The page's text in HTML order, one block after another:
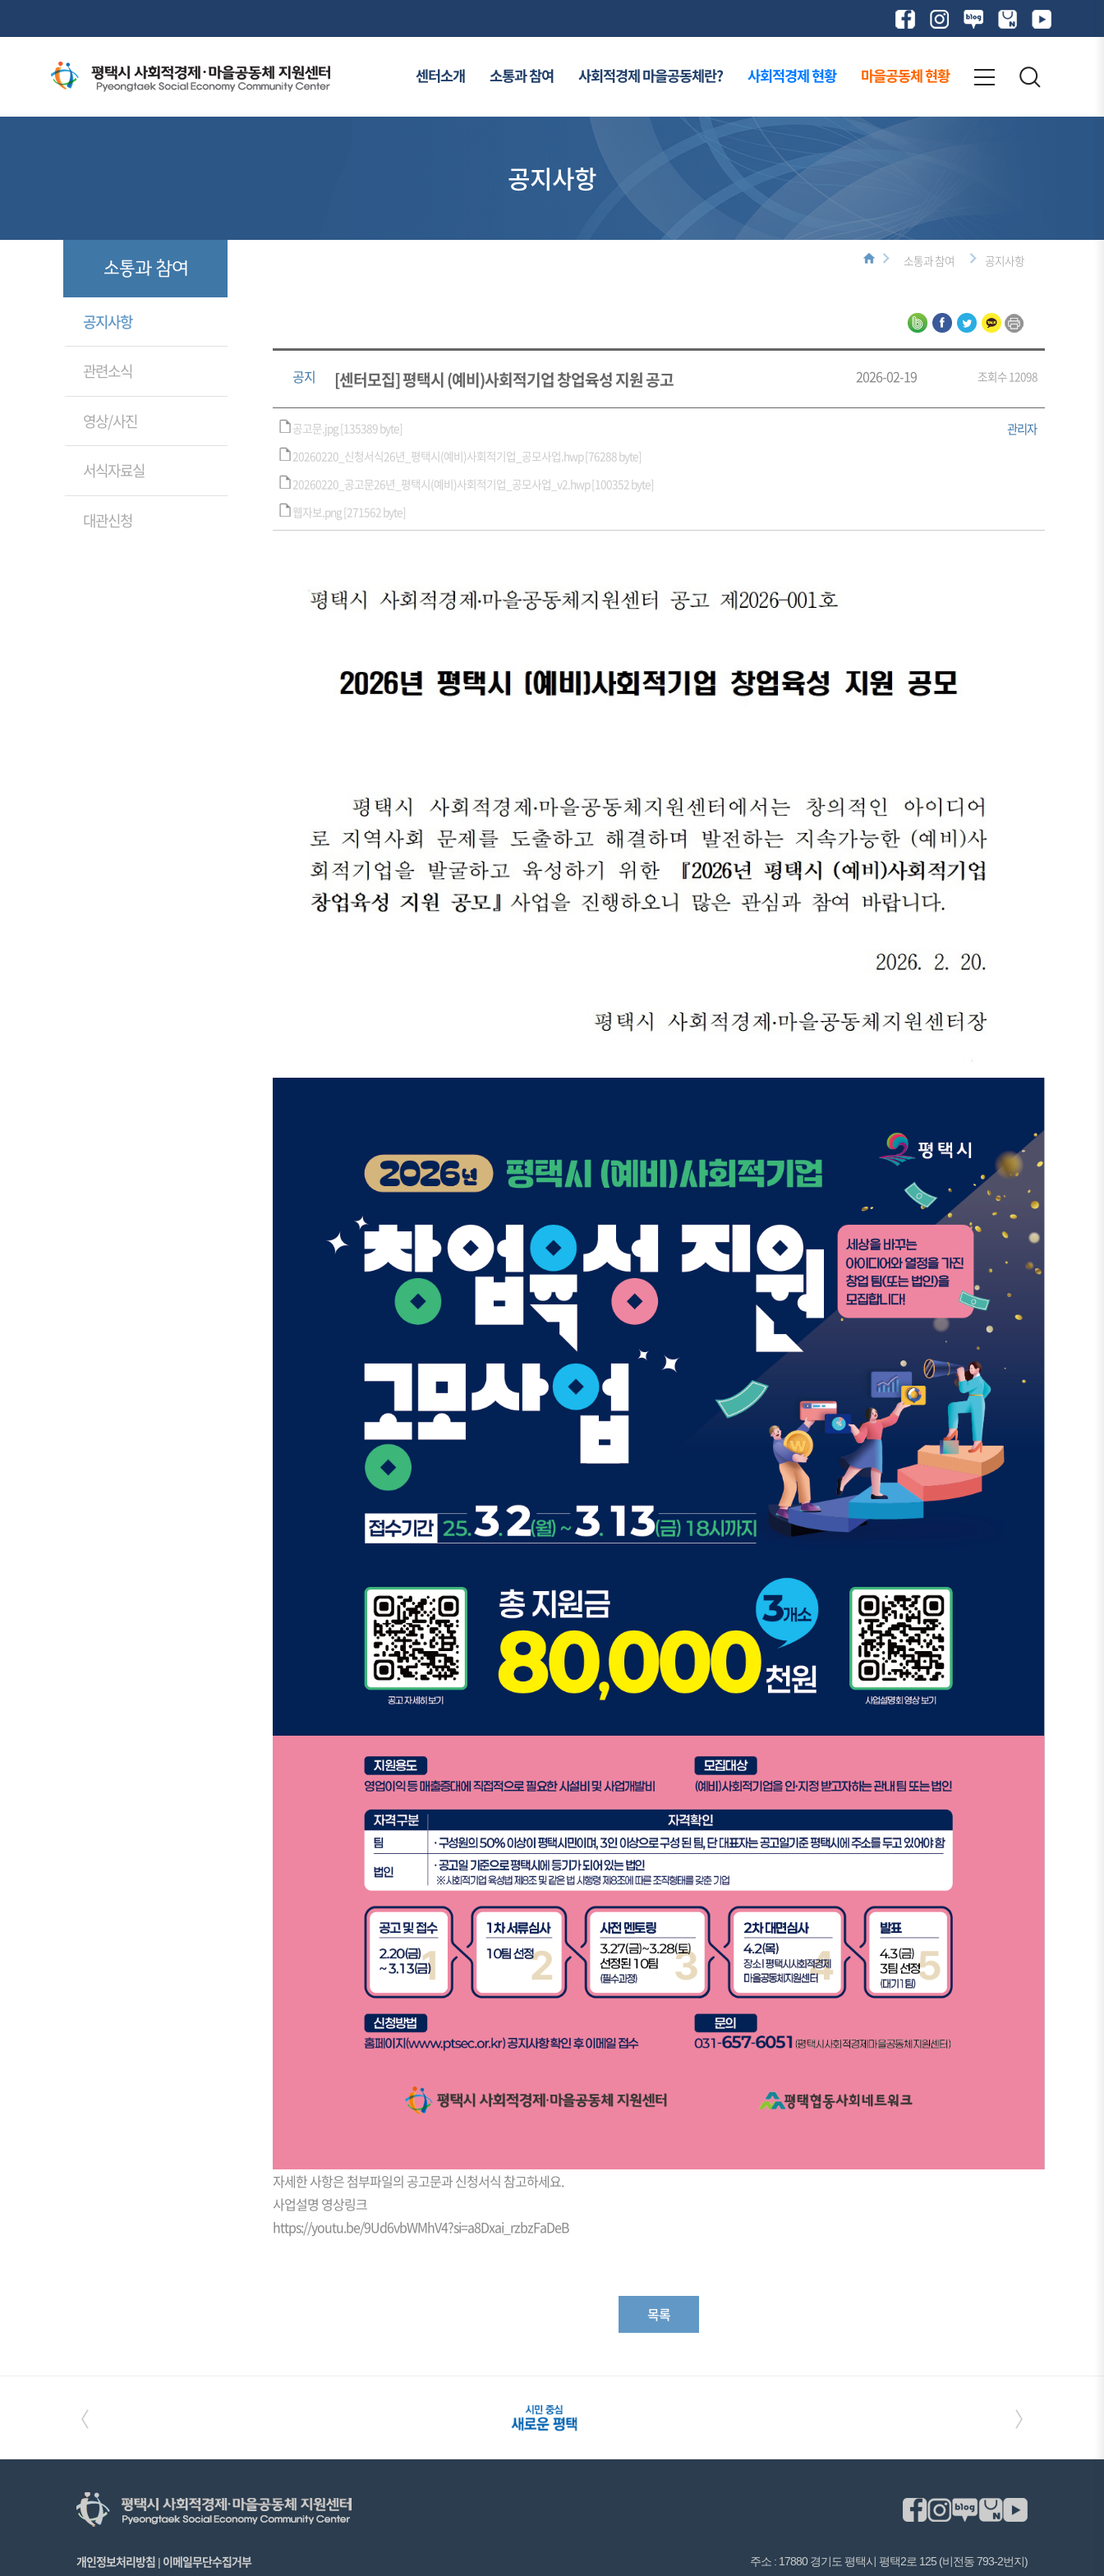
센터소개 소통과 참여 사회적경제 마을공동체란? 사회적경제 현황 마을공동체 현황
공지사항
소통과 참여
공지사항
관련소식
영상/사진
서식자료실
대관신청
소통과 참여 공지사항
공지 [센터모집] 평택시 (예비)사회적기업 창업육성 지원 공고 2026-02-19 조회수 12098
공고문.jpg [135389 byte]
20260220_신청서식26년_평택시(예비)사회적기업_공모사업.hwp [76288 byte]
20260220_공고문26년_평택시(예비)사회적기업_공모사업_v2.hwp [100352 byte]
웹자보.png [271562 byte]
관리자
자세한 사항은 첨부파일의 공고문과 신청서식 참고하세요.
사업설명 영상링크
https://youtu.be/9Ud6vbWMhV4?si=a8Dxai_rzbzFaDeB
목록
〈 〉
개인정보처리방침 | 이메일무단수집거부
주소 : 17880 경기도 평택시 평택2로 125 (비전동 793-2번지)